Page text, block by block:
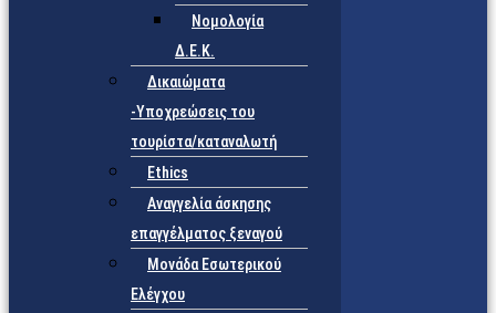
Νομολογία
Δ.Ε.Κ.
Δικαιώματα
-Υποχρεώσεις του
τουρίστα/καταναλωτή
Ethics
Αναγγελία άσκησης
επαγγέλματος ξεναγού
Μονάδα Εσωτερικού
Ελέγχου